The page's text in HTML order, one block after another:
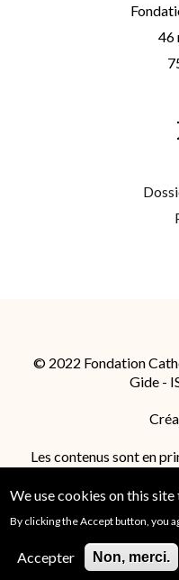
46
© 2022 Fondation
Gide -
Les contenus sont en
International (CC
We use cookies on this
By clicking the Accept button, you
Accepter Non, merci.